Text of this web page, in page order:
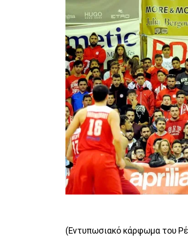
(Εντυπωσιακό κάρφωμα του